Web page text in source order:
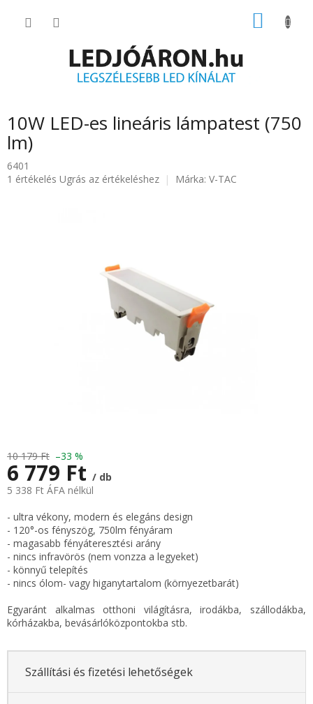
KOSÁR
10W LED-es lineáris lámpatest (750
lm)
6401
A1 értékelés Ugrás az értékeléshez Márka: V-TAC
10 179 Ft –33 %
6 779 Ft / db
5 338 Ft ÁFA nélkül
Egységár:
- ultra vékony, modern és elegáns design
- 120°-os fényszög, 750lm fényáram
- magasabb fényáteresztési arány
- nincs infravörös (nem vonzza a legyeket)
- könnyű telepítés
- nincs ólom- vagy higanytartalom (környezetbarát)
Egyaránt alkalmas otthoni világításra, irodákba, szállodákba,
kórházakba, bevásárlóközpontokba stb.
Szállítási és fizetési lehetőségek